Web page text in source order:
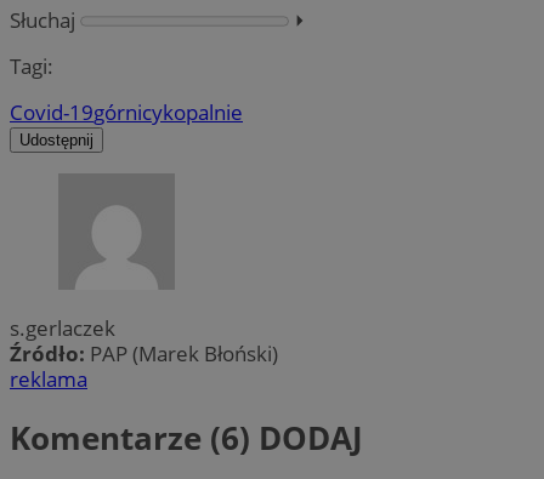
Słuchaj
⏵︎
Tagi:
Covid-19górnicykopalnie
Udostępnij
s.gerlaczek
Źródło: PAP (Marek Błoński)
reklama
Komentarze (6) DODAJ